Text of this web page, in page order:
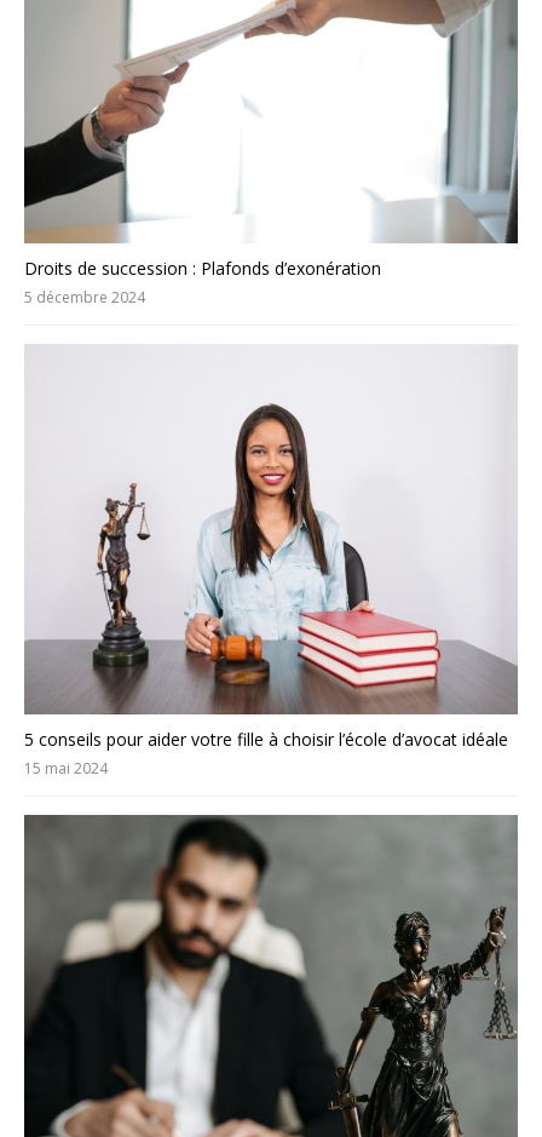
Droits de succession : Plafonds d’exonération
5 décembre 2024
5 conseils pour aider votre fille à choisir l’école d’avocat idéale
15 mai 2024